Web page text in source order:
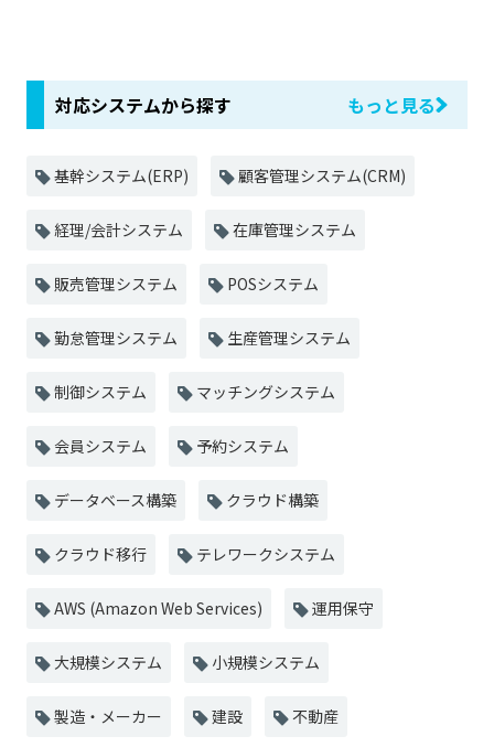
対応システムから探す もっと見る
基幹システム(ERP) 顧客管理システム(CRM)
経理/会計システム 在庫管理システム
販売管理システム POSシステム
勤怠管理システム 生産管理システム
制御システム マッチングシステム
会員システム 予約システム
データベース構築 クラウド構築
クラウド移行 テレワークシステム
AWS (Amazon Web Services) 運用保守
大規模システム 小規模システム
製造・メーカー 建設 不動産